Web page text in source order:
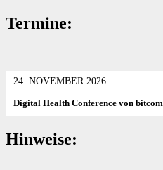
Termine:
24. NOVEMBER 2026
Digital Health Conference von bitcom
Hinweise: